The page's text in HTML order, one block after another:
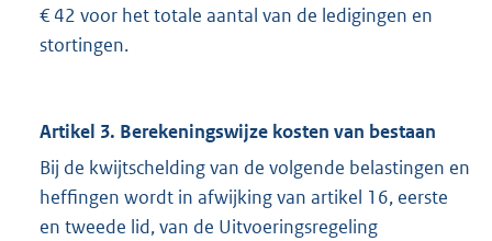
€ 42 voor het totale aantal van de ledigingen en
stortingen.
Artikel 3. Berekeningswijze kosten van bestaan
Bij de kwijtschelding van de volgende belastingen en
heffingen wordt in afwijking van artikel 16, eerste
en tweede lid, van de Uitvoeringsregeling